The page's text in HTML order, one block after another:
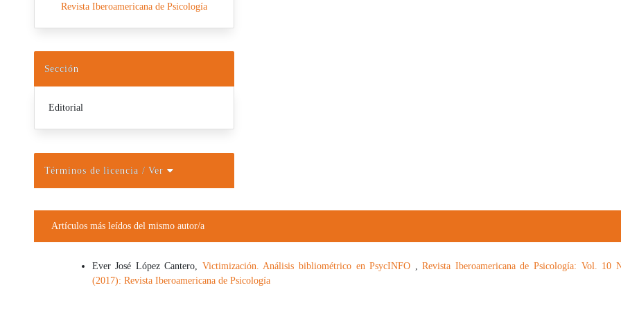
Revista Iberoamericana de Psicología
Sección
Editorial
Términos de licencia / Ver
Artículos más leídos del mismo autor/a
Ever José López Cantero, Victimización. Análisis bibliométrico en PsycINFO ,Revista Iberoamericana de Psicología: Vol. 10
(2017): Revista Iberoamericana de Psicología